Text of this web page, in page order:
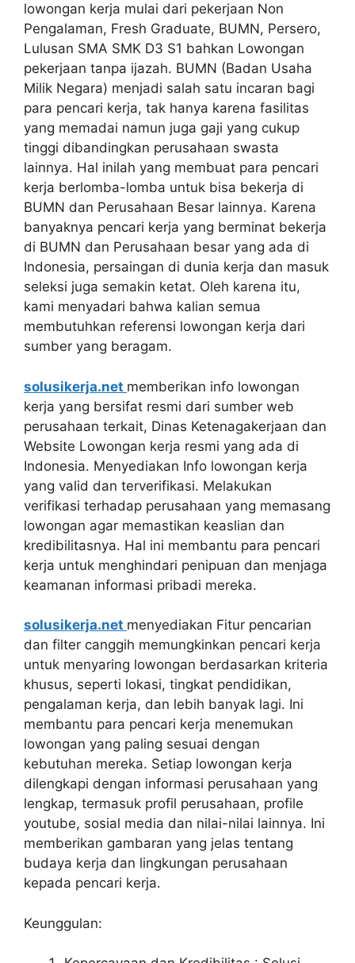
lowongan kerja mulai dari pekerjaan Non
Pengalaman, Fresh Graduate, BUMN, Persero,
Lulusan SMA SMK D3 S1 bahkan Lowongan
pekerjaan tanpa ijazah. BUMN (Badan Usaha
Milik Negara) menjadi salah satu incaran bagi
para pencari kerja, tak hanya karena fasilitas
yang memadai namun juga gaji yang cukup
tinggi dibandingkan perusahaan swasta
lainnya. Hal inilah yang membuat para pencari
kerja berlomba-lomba untuk bisa bekerja di
BUMN dan Perusahaan Besar lainnya. Karena
banyaknya pencari kerja yang berminat bekerja
di BUMN dan Perusahaan besar yang ada di
Indonesia, persaingan di dunia kerja dan masuk
seleksi juga semakin ketat. Oleh karena itu,
kami menyadari bahwa kalian semua
membutuhkan referensi lowongan kerja dari
sumber yang beragam.
solusikerja.net memberikan info lowongan
kerja yang bersifat resmi dari sumber web
perusahaan terkait, Dinas Ketenagakerjaan dan
Website Lowongan kerja resmi yang ada di
Indonesia. Menyediakan Info lowongan kerja
yang valid dan terverifikasi. Melakukan
verifikasi terhadap perusahaan yang memasang
lowongan agar memastikan keaslian dan
kredibilitasnya. Hal ini membantu para pencari
kerja untuk menghindari penipuan dan menjaga
keamanan informasi pribadi mereka.
solusikerja.net menyediakan Fitur pencarian
dan filter canggih memungkinkan pencari kerja
untuk menyaring lowongan berdasarkan kriteria
khusus, seperti lokasi, tingkat pendidikan,
pengalaman kerja, dan lebih banyak lagi. Ini
membantu para pencari kerja menemukan
lowongan yang paling sesuai dengan
kebutuhan mereka. Setiap lowongan kerja
dilengkapi dengan informasi perusahaan yang
lengkap, termasuk profil perusahaan, profile
youtube, sosial media dan nilai-nilai lainnya. Ini
memberikan gambaran yang jelas tentang
budaya kerja dan lingkungan perusahaan
kepada pencari kerja.
Keunggulan: